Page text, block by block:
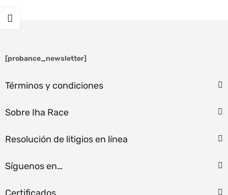
[probance_newsletter]
Términos y condiciones
Sobre Iha Race
Resolución de litigios en línea
Síguenos en…